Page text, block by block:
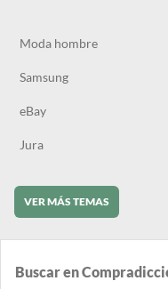
Moda hombre
Samsung
eBay
Jura
VER MÁS TEMAS